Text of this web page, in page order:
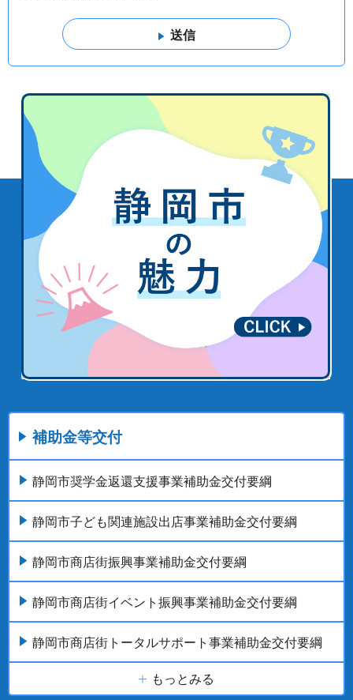
補助金等交付
静岡市奨学金返還支援事業補助金交付要綱
静岡市子ども関連施設出店事業補助金交付要綱
静岡市商店街振興事業補助金交付要綱
静岡市商店街イベント振興事業補助金交付要綱
静岡市商店街トータルサポート事業補助金交付要綱
もっとみる